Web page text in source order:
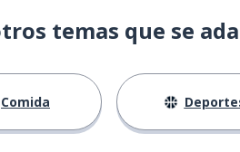
temas que se
Comida